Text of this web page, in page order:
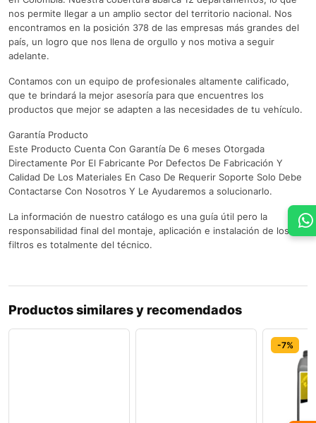
nos permite llegar a un amplio sector del territorio nacional. Nos
encontramos en la posición 378 de las empresas más grandes del
país, un logro que nos llena de orgullo y nos motiva a seguir
adelante.
Contamos con un equipo de profesionales altamente calificado,
que te brindará la mejor asesoría para que encuentres los
productos que mejor se adapten a las necesidades de tu vehículo.
Garantía Producto
Este Producto Cuenta Con Garantía De 6 meses Otorgada
Directamente Por El Fabricante Por Defectos De Fabricación Y
Calidad De Los Materiales En Caso De Requerir Soporte Solo Debe
Contactarse Con Nosotros Y Le Ayudaremos a solucionarlo.
La información de nuestro catálogo es una guía útil pero la
responsabilidad final del montaje, aplicación e instalación de los
filtros es totalmente del técnico.
Productos similares y recomendados
-7%